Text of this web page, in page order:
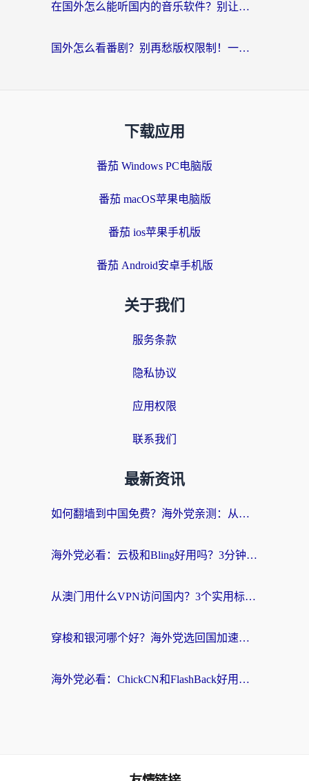
在国外怎么能听国内的音乐软件？别让版权限制断了你的“中文歌单”
国外怎么看番剧？别再愁版权限制！一个工具解决所有回国追剧难题
下载应用
番茄 Windows PC电脑版
番茄 macOS苹果电脑版
番茄 ios苹果手机版
番茄 Android安卓手机版
关于我们
服务条款
隐私协议
应用权限
联系我们
最新资讯
如何翻墙到中国免费？海外党亲测：从踩坑到选对加速器的全攻略
海外党必看：云极和Bling好用吗？3分钟教你选对回国加速器
从澳门用什么VPN访问国内？3个实用标准帮你避开坑，无缝刷剧听歌
穿梭和银河哪个好？海外党选回国加速器的避坑指南，附番茄加速器实测体验
海外党必看：ChickCN和FlashBack好用吗？3招教你选对回国加速器（附云极、HomeCN、斧牛vs艾果对比）